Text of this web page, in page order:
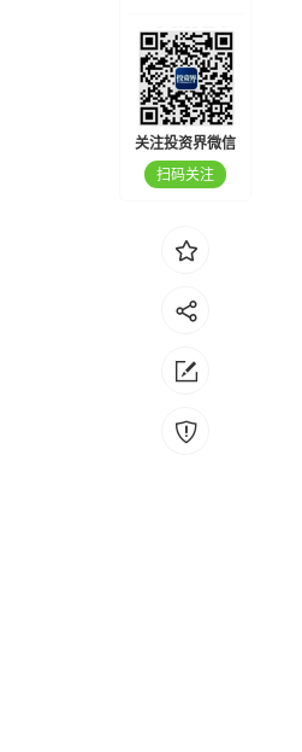
关注投资界微信
扫码关注